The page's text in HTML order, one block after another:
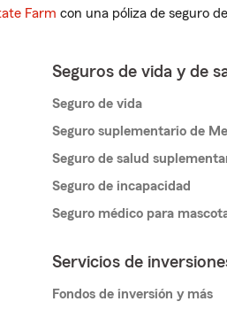
Farm con una póliza de seguro
Seguros de vida y de
Seguro de vida
Seguro suplementario de
Seguro de salud
Seguro de incapacidad
Seguro médico para
Servicios de
Fondos de inversión y más